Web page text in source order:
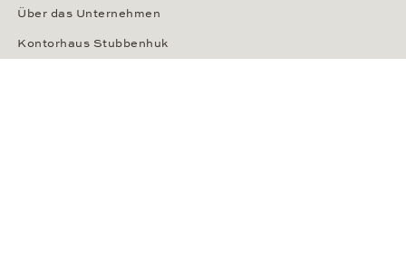
Über das Unternehmen
Kontorhaus Stubbenhuk